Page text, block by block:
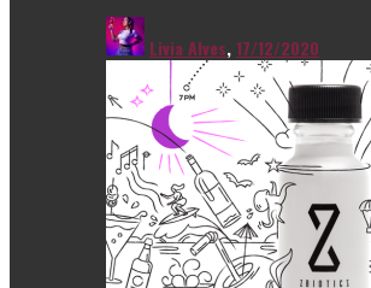
Livia Alves,17/12/2020